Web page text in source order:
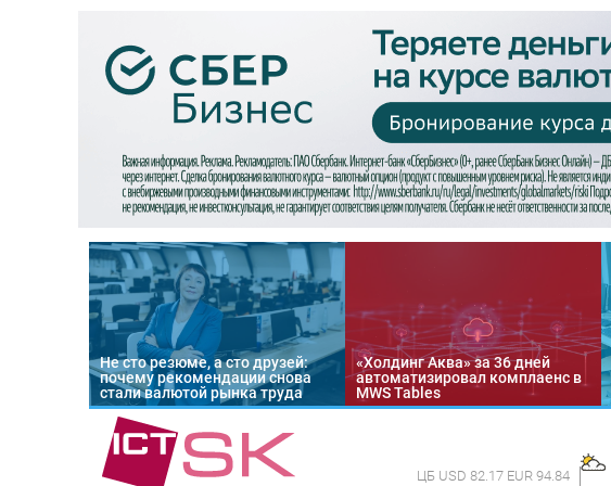
Не сто резюме, а сто друзей:
почему рекомендации снова
стали валютой рынка труда
«Холдинг Аква» за 36 дней
автоматизировал комплаенс в
MWS Tables
ЦБ USD 82.17 EUR 94.84